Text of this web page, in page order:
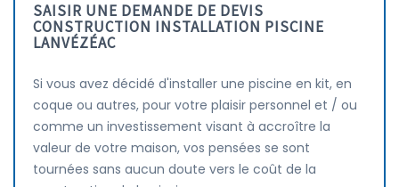
SAISIR UNE DEMANDE DE DEVIS
CONSTRUCTION INSTALLATION PISCINE
LANVÉZÉAC
Si vous avez décidé d'installer une piscine en kit, en
coque ou autres, pour votre plaisir personnel et / ou
comme un investissement visant à accroître la
valeur de votre maison, vos pensées se sont
tournées sans aucun doute vers le coût de la